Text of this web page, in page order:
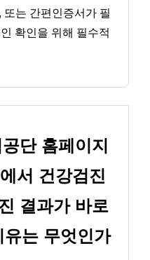
는 간편인증서가 필
확인을 위해 필수적
단 홈페이지
서 건강검진
결과가 바로
는 무엇인가